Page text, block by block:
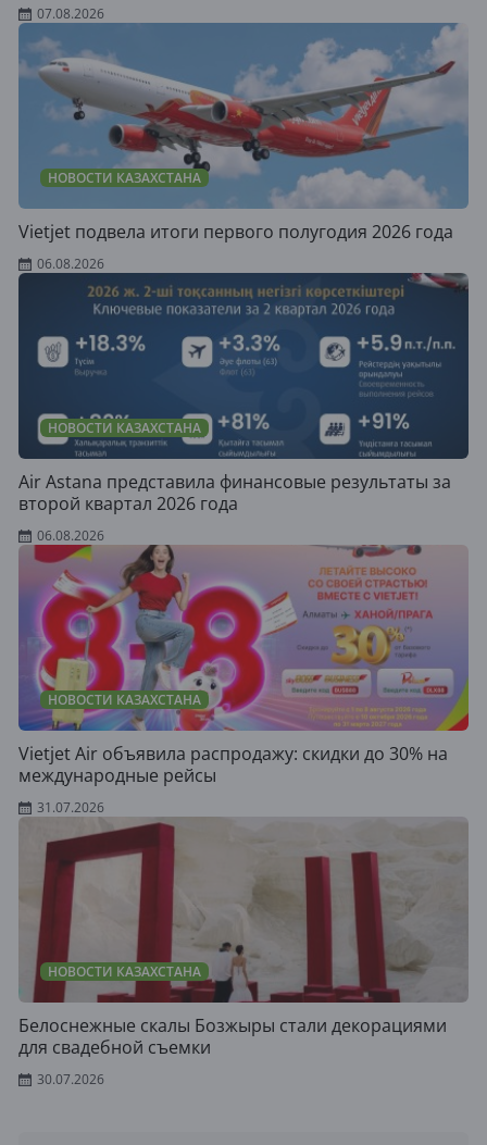
07.08.2026
НОВОСТИ КАЗАХСТАНА
Vietjet подвела итоги первого полугодия 2026 года
06.08.2026
НОВОСТИ КАЗАХСТАНА
Air Astana представила финансовые результаты за
второй квартал 2026 года
06.08.2026
НОВОСТИ КАЗАХСТАНА
Vietjet Air объявила распродажу: скидки до 30% на
международные рейсы
31.07.2026
НОВОСТИ КАЗАХСТАНА
Белоснежные скалы Бозжыры стали декорациями
для свадебной съемки
30.07.2026